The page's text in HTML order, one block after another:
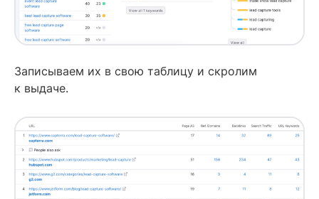
Записываем их в свою таблицу и скролим
к выдаче.